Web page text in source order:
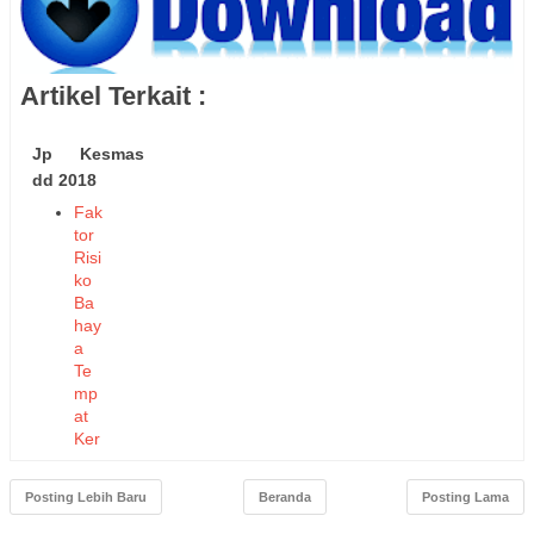
Artikel Terkait :
Jp Kesmas
dd 2018
Fak
tor
Risi
ko
Ba
hay
a
Te
mp
at
Ker
dan
Lin
Posting Lebih Baru Posting Lama
Beranda